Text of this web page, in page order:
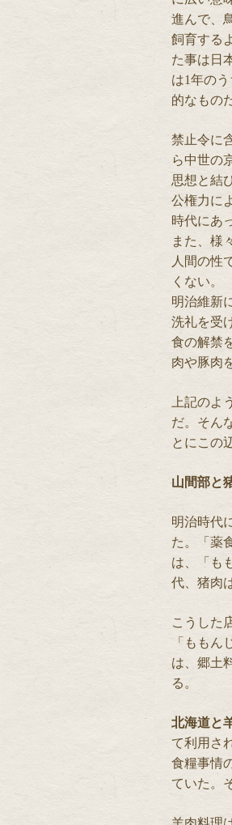
進んで、
飼育する
た事は日
は1年の
的なもの
禁止令に
ら中世の
思想と結
公権力に
時代にあ
また、様
人間の性
くない。
明治維新
洗礼を受
食の解禁
肉や豚肉
上記のよ
だ。そん
とにこの
山間部と
明治時代
た。「薬
は、「も
代、猪肉
こうした
「もも
は、郷土
る。
北海道と
て利用さ
食糧事情
ていた。